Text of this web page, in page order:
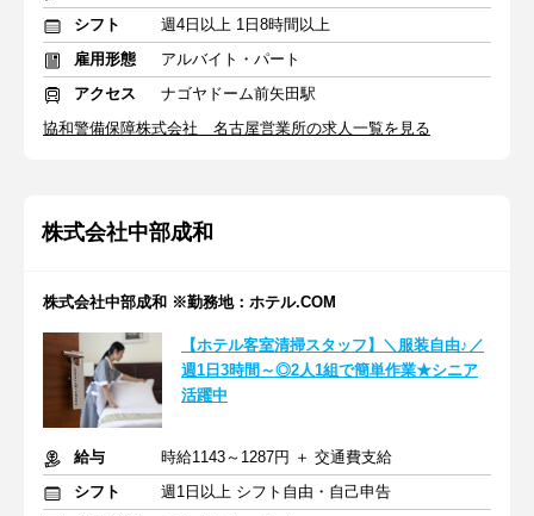
シフト
週4日以上 1日8時間以上
雇用形態
アルバイト・パート
アクセス
ナゴヤドーム前矢田駅
協和警備保障株式会社 名古屋営業所の求人一覧を見る
株式会社中部成和
株式会社中部成和 ※勤務地：ホテル.COM
【ホテル客室清掃スタッフ】＼服装自由♪／
週1日3時間～◎2人1組で簡単作業★シニア
活躍中
給与
時給1143～1287円 ＋ 交通費支給
シフト
週1日以上 シフト自由・自己申告